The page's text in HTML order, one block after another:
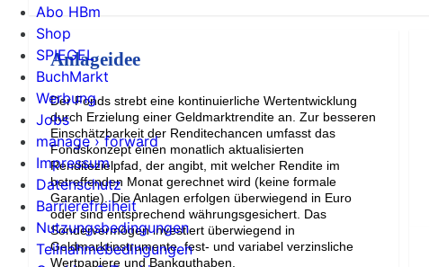
Anlageidee
Der Fonds strebt eine kontinuierliche Wertentwicklung
durch Erzielung einer Geldmarktrendite an. Zur besseren
Einschätzbarkeit der Renditechancen umfasst das
Fondskonzept einen monatlich aktualisierten
Renditezielpfad, der angibt, mit welcher Rendite im
betreffenden Monat gerechnet wird (keine formale
Garantie). Die Anlagen erfolgen überwiegend in Euro
oder sind entsprechend währungsgesichert. Das
Sondervermögen investiert überwiegend in
Geldmarktinstrumente, fest- und variabel verzinsliche
Wertpapiere und Bankguthaben.
Abo HBm
Shop
SPIEGEL
BuchMarkt
Werbung
Jobs
manage › forward
Impressum
Datenschutz
Barrierefreiheit
Nutzungsbedingungen
Teilnahmebedingungen